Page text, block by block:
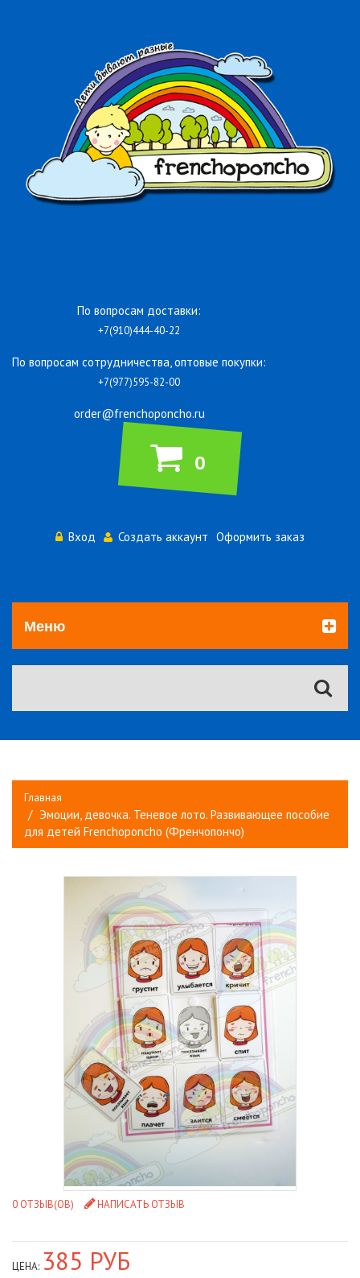
По вопросам доставки:
+7(910)444-40-22
По вопросам сотрудничества, оптовые покупки:
+7(977)595-82-00
order@frenchoponcho.ru
0
Вход Создать аккаунт Оформить заказ
Меню
Главная
Эмоции, девочка. Теневое лото. Развивающее пособие
для детей Frenchoponcho (Френчопончо)
0 ОТЗЫВ(ОВ) НАПИСАТЬ ОТЗЫВ
ЦЕНА: 385 РУБ